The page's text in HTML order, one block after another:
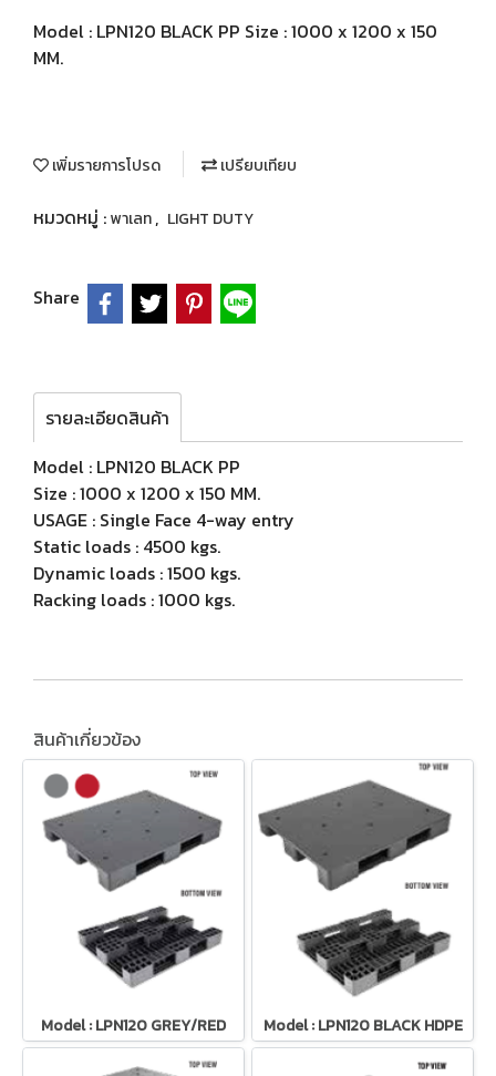
Model : LPN120 BLACK PP Size : 1000 x 1200 x 150
MM.
เพิ่มรายการโปรด เปรียบเทียบ
หมวดหมู่ :พาเลท, LIGHT DUTY
Share
รายละเอียดสินค้า
Model : LPN120 BLACK PP
Size : 1000 x 1200 x 150 MM.
USAGE : Single Face 4-way entry
Static loads : 4500 kgs.
Dynamic loads : 1500 kgs.
Racking loads : 1000 kgs.
สินค้าเกี่ยวข้อง
Model : LPN120 GREY/RED Model : LPN120 BLACK HDPE